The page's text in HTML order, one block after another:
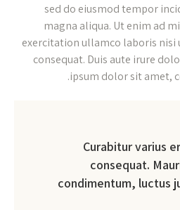
sed do eiusmod tempor
magna aliqua. Ut enim ad
exercitation ullamco laboris nisi
consequat. Duis aute irure
ipsum dolor sit amet,
Curabitur varius
consequat.
condimentum, luctus